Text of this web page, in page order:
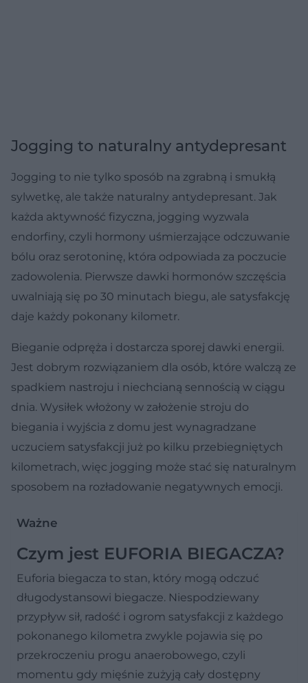
Jogging to naturalny antydepresant
Jogging to nie tylko sposób na zgrabną i smukłą
sylwetkę, ale także naturalny antydepresant. Jak
każda aktywność fizyczna, jogging wyzwala
endorfiny, czyli hormony uśmierzające odczuwanie
bólu oraz serotoninę, która odpowiada za poczucie
zadowolenia. Pierwsze dawki hormonów szczęścia
uwalniają się po 30 minutach biegu, ale satysfakcję
daje każdy pokonany kilometr.
Bieganie odpręża i dostarcza sporej dawki energii.
Jest dobrym rozwiązaniem dla osób, które walczą ze
spadkiem nastroju i niechcianą sennością w ciągu
dnia. Wysiłek włożony w założenie stroju do
biegania i wyjścia z domu jest wynagradzane
uczuciem satysfakcji już po kilku przebiegniętych
kilometrach, więc jogging może stać się naturalnym
sposobem na rozładowanie negatywnych emocji.
Ważne
Czym jest EUFORIA BIEGACZA?
Euforia biegacza to stan, który mogą odczuć
długodystansowi biegacze. Niespodziewany
przypływ sił, radość i ogrom satysfakcji z każdego
pokonanego kilometra zwykle pojawia się po
przekroczeniu progu anaerobowego, czyli
momentu gdy mięśnie zużyją cały dostępny